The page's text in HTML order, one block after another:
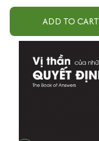
ADD TO CART